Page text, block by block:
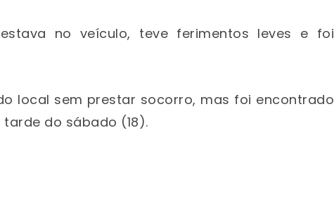
no veículo, teve ferimentos leves e foi
local sem prestar socorro, mas foi encontrado
do sábado (18).